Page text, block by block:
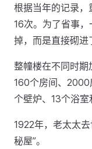
根据当年的记录，
16次。为了省事
掉，而是直接砌进
整幢楼在不同时期
160个房间、
个壁炉、13个浴室
1922年，老太太
秘屋”。